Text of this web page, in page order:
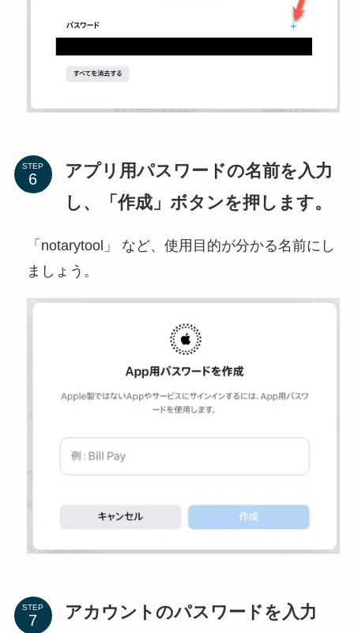
STEP
アプリ用パスワードの名前を入力
し、「作成」ボタンを押します。
「notarytool」 など、使用目的が分かる名前にし
ましょう。
STEP
アカウントのパスワードを入力